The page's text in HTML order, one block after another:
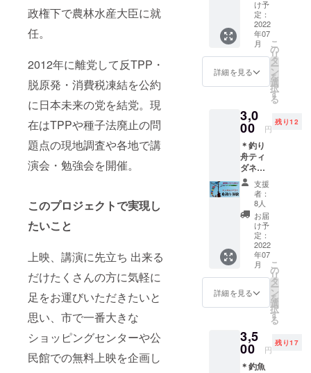
政権下で農林水産大臣に就
任。
2012年に離党して反TPP・
脱原発・消費税凍結を公約
に日本未来の党を結党。現
在はTPPや種子法廃止の問
題点の現地調査や各地で講
演会・勉強会を開催。
このプロジェクトで実現し
たいこと
上映、講演に先立ち 出来る
だけたくさんの方に気軽に
足をお運びいただきたいと
思い、市で一番大きな
ショッピングセンターや公
民館での無料上映を企画し
す）
ける場
合は
1000
円〜お
気持ち
を上乗
せいた
＊メー
ルにて
電子チ
ケット
をお送
りしま
すの
で、当
日ス
タッフ
に画面
をご提
示くだ
さい。
＊上映
時間に
遅れて
が確保
できな
もござ
yoccola
.wixsite
.com/yo
ccolaisl
ands 山
から海
へ そよ
そよと
に吹か
れて 何
もしな
い と
いう贅
沢な時
間や 釣
りや海
遊びで
疲れた
ちょっ
とひと
りに
なって
ゆっく
りした
コとの
プライ
スレス
な思い
け予
定：
2022
年07
月
詳細を見る
こ
の
リ
タ
ー
ン
を
選
択
す
る
3,0
00 円
残り12
＊釣り
舟ティ
ダネシ
アで舟
釣り体
験 優
待乗船
https://
yoccola
.wixsite
.com/tid
anesia
”天橋立
を眺め
なが
ぶらで
気軽に
宮津湾
の美味
支援
者：
8人
お届
け予
定：
2022
年07
月
詳細を見る
こ
の
リ
タ
ー
ン
を
選
択
す
る
3,5
00 円
残り17
＊釣魚